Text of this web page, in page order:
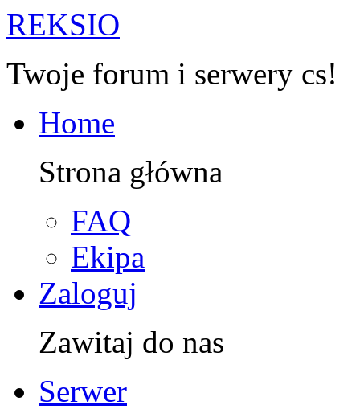
REKSIO
Twoje forum i serwery cs!
Home
Strona główna
FAQ
Ekipa
Zaloguj
Zawitaj do nas
Serwer